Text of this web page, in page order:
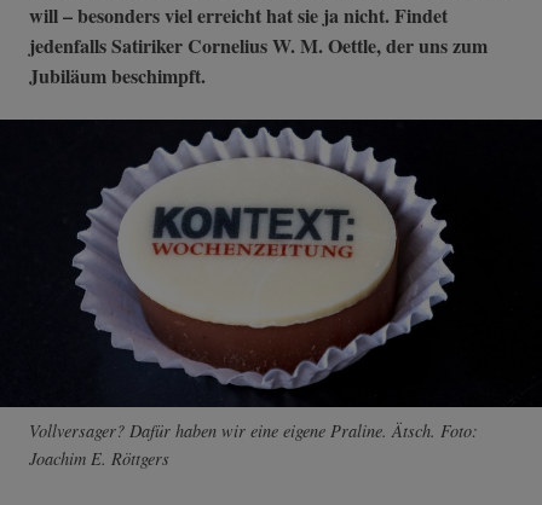
will – besonders viel erreicht hat sie ja nicht. Findet
jedenfalls Satiriker Cornelius W. M. Oettle, der uns zum
Jubiläum beschimpft.
Vollversager? Dafür haben wir eine eigene Praline. Ätsch. Foto:
Joachim E. Röttgers